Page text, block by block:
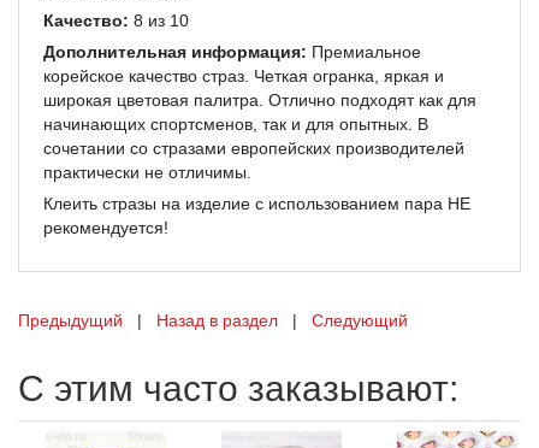
Качество: 8 из 10
Дополнительная информация: Премиальное
корейское качество страз. Четкая огранка, яркая и
широкая цветовая палитра. Отлично подходят как для
начинающих спортсменов, так и для опытных. В
сочетании со стразами европейских производителей
практически не отличимы.
Клеить стразы на изделие с использованием пара НЕ
рекомендуется!
Предыдущий | Назад в раздел | Следующий
С этим часто заказывают: